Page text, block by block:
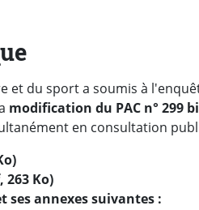
et du sport a soumis à
modification du PAC n° 299
en consultation
263 Ko)
ses annexes suivantes :